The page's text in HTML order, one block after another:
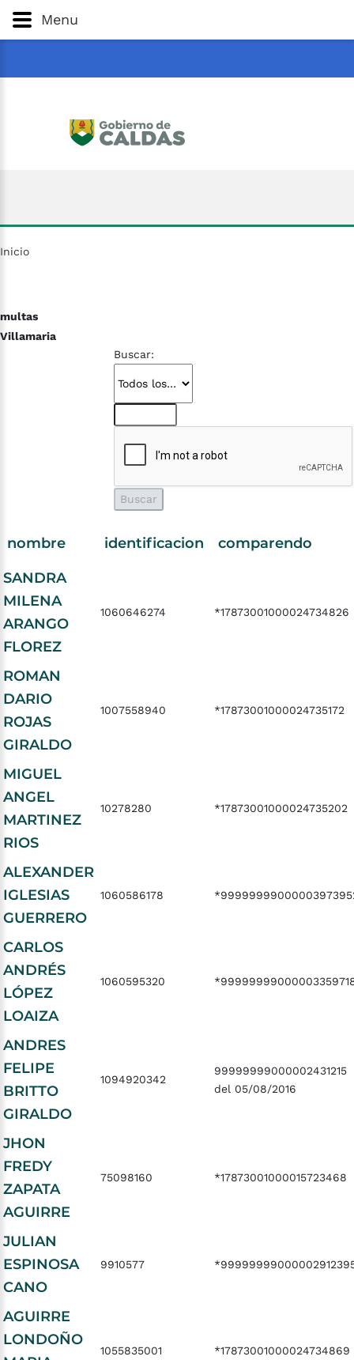
Gobernación
Menu
Inicio
multas
Villamaria
Buscar:
nombre identificacion
comparendo
SANDRA
MILENA
ARANGO
FLOREZ
1060646274 *17873001000024734826
ROMAN
DARIO
ROJAS
GIRALDO
1007558940 *17873001000024735172
MIGUEL
ANGEL
MARTINEZ
RIOS
10278280 *17873001000024735202
ALEXANDER
IGLESIAS
GUERRERO
1060586178
CARLOS
ANDRÉS
LÓPEZ
LOAIZA
1060595320
ANDRES
FELIPE
BRITTO
GIRALDO
1094920342
99999999000002431215
del 05/08/2016
JHON
FREDY
ZAPATA
AGUIRRE
75098160 *17873001000015723468
JULIAN
ESPINOSA
CANO
9910577
AGUIRRE
LONDOÑO
1055835001 *17873001000024734869